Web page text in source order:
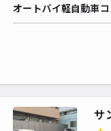
オートバイ軽自動車
サ